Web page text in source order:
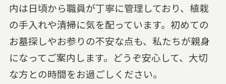
内は日頃から職員が丁寧に管理しており、植栽
の手入れや清掃に気を配っています。初めての
お墓探しやお参りの不安な点も、私たちが親身
になってご案内します。どうぞ安心して、大切
な方との時間をお過ごしください。